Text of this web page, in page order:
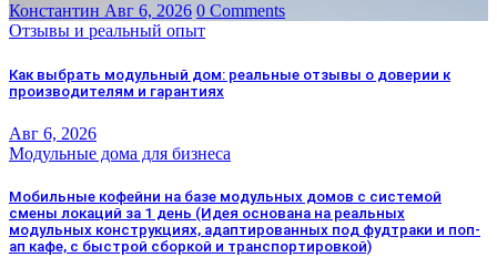
Константин Авг 6, 2026 0 Comments
Отзывы и реальный опыт
Как выбрать модульный дом: реальные отзывы о доверии к
производителям и гарантиях
Авг 6, 2026
Модульные дома для бизнеса
Мобильные кофейни на базе модульных домов с системой
смены локаций за 1 день (Идея основана на реальных
модульных конструкциях, адаптированных под фудтраки и поп-
ап кафе, с быстрой сборкой и транспортировкой)